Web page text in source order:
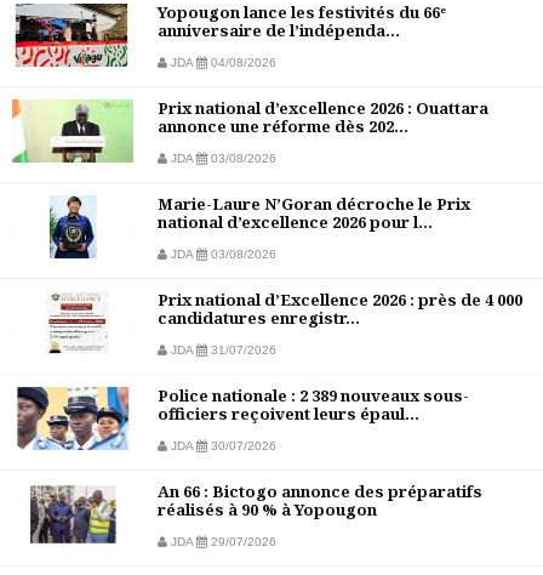
Yopougon lance les festivités du 66ᵉ
anniversaire de l’indépenda...
JDA 04/08/2026
Prix national d’excellence 2026 : Ouattara
annonce une réforme dès 202...
JDA 03/08/2026
Marie-Laure N’Goran décroche le Prix
national d’excellence 2026 pour l...
JDA 03/08/2026
Prix national d’Excellence 2026 : près de 4 000
candidatures enregistr...
JDA 31/07/2026
Police nationale : 2 389 nouveaux sous-
officiers reçoivent leurs épaul...
JDA 30/07/2026
An 66 : Bictogo annonce des préparatifs
réalisés à 90 % à Yopougon
JDA 29/07/2026